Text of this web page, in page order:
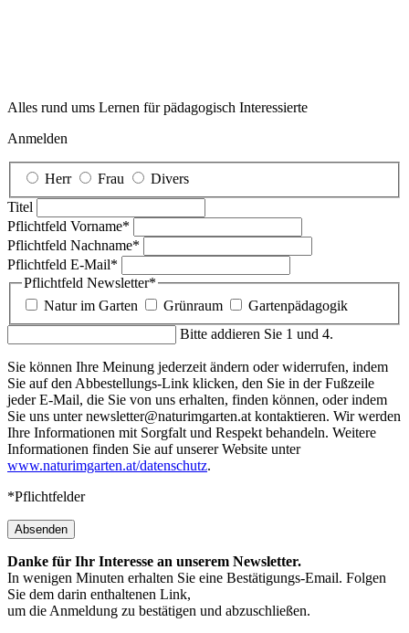
Alles rund ums Lernen für pädagogisch Interessierte
Anmelden
Herr Frau
Divers
Titel
Pflichtfeld Vorname*
Pflichtfeld Nachname*
Pflichtfeld E-Mail*
Pflichtfeld Newsletter*
Natur im Garten
Grünraum
Gartenpädagogik
Bitte addieren Sie 1 und 4.
Sie können Ihre Meinung jederzeit ändern oder widerrufen, indem
Sie auf den Abbestellungs-Link klicken, den Sie in der Fußzeile
jeder E-Mail, die Sie von uns erhalten, finden können, oder indem
Sie uns unter newsletter@naturimgarten.at kontaktieren. Wir werden
Ihre Informationen mit Sorgfalt und Respekt behandeln. Weitere
Informationen finden Sie auf unserer Website unter
www.naturimgarten.at/datenschutz.
*Pflichtfelder
Absenden
Danke für Ihr Interesse an unserem Newsletter.
In wenigen Minuten erhalten Sie eine Bestätigungs-Email. Folgen
Sie dem darin enthaltenen Link,
um die Anmeldung zu bestätigen und abzuschließen.